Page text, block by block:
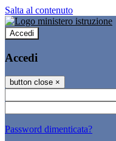
Salta al contenuto
Accedi
Accedi
button close ×
Password dimenticata?